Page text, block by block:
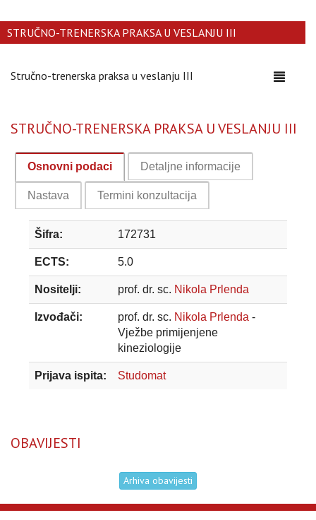
STRUČNO-TRENERSKA PRAKSA U VESLANJU III
Stručno-trenerska praksa u veslanju III
STRUČNO-TRENERSKA PRAKSA U VESLANJU III
Osnovni podaci Detaljne informacije
Nastava Termini konzultacija
Šifra: 172731
ECTS: 5.0
Nositelji: prof. dr. sc. Nikola Prlenda
Izvođači: prof. dr. sc. Nikola Prlenda -
Vježbe primijenjene
kineziologije
Prijava ispita: Studomat
OBAVIJESTI
Arhiva obavijesti